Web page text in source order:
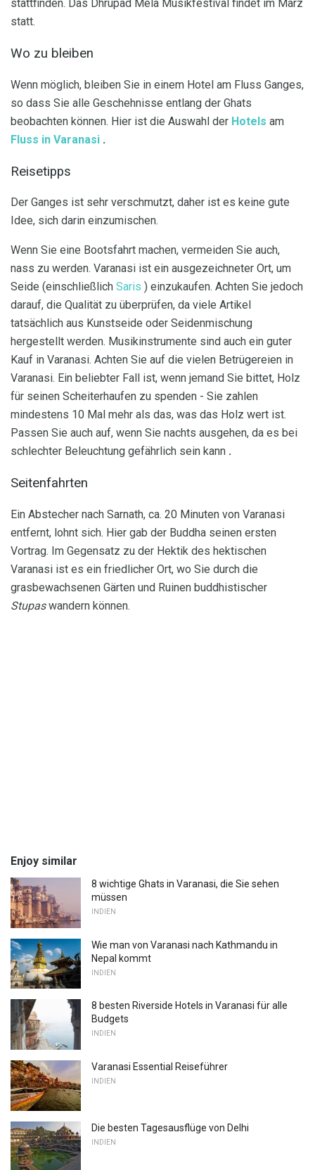
stattfinden. Das Dhrupad Mela Musikfestival findet im März
statt.
Wo zu bleiben
Wenn möglich, bleiben Sie in einem Hotel am Fluss Ganges,
so dass Sie alle Geschehnisse entlang der Ghats
beobachten können. Hier ist die Auswahl der Hotels am
Fluss in Varanasi .
Reisetipps
Der Ganges ist sehr verschmutzt, daher ist es keine gute
Idee, sich darin einzumischen.
Wenn Sie eine Bootsfahrt machen, vermeiden Sie auch,
nass zu werden. Varanasi ist ein ausgezeichneter Ort, um
Seide (einschließlich Saris ) einzukaufen. Achten Sie jedoch
darauf, die Qualität zu überprüfen, da viele Artikel
tatsächlich aus Kunstseide oder Seidenmischung
hergestellt werden. Musikinstrumente sind auch ein guter
Kauf in Varanasi. Achten Sie auf die vielen Betrügereien in
Varanasi. Ein beliebter Fall ist, wenn jemand Sie bittet, Holz
für seinen Scheiterhaufen zu spenden - Sie zahlen
mindestens 10 Mal mehr als das, was das Holz wert ist.
Passen Sie auch auf, wenn Sie nachts ausgehen, da es bei
schlechter Beleuchtung gefährlich sein kann .
Seitenfahrten
Ein Abstecher nach Sarnath, ca. 20 Minuten von Varanasi
entfernt, lohnt sich. Hier gab der Buddha seinen ersten
Vortrag. Im Gegensatz zu der Hektik des hektischen
Varanasi ist es ein friedlicher Ort, wo Sie durch die
grasbewachsenen Gärten und Ruinen buddhistischer
Stupaswandern können.
Enjoy similar
8 wichtige Ghats in Varanasi, die Sie sehen
müssen
INDIEN
Wie man von Varanasi nach Kathmandu in
Nepal kommt
INDIEN
8 besten Riverside Hotels in Varanasi für alle
Budgets
INDIEN
Varanasi Essential Reiseführer
INDIEN
Die besten Tagesausflüge von Delhi
INDIEN